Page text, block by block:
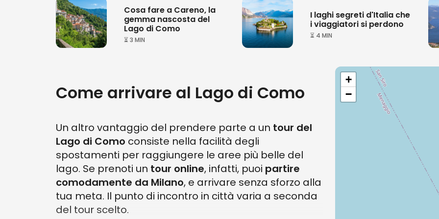
Cosa fare a Careno, la
gemma nascosta del
Lago di Como
⏳ 3 MIN
I laghi segreti d'Italia che
i viaggiatori si perdono
⏳ 4 MIN
Come arrivare al Lago di Como
Un altro vantaggio del prendere parte a un tour del
Lago di Como consiste nella facilità degli
spostamenti per raggiungere le aree più belle del
lago. Se prenoti un tour online, infatti, puoi partire
comodamente da Milano, e arrivare senza sforzo alla
tua meta. Il punto di incontro in città varia a seconda
del tour scelto.
+
−